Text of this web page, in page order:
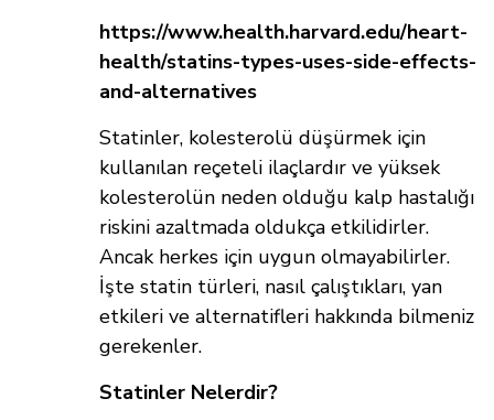
https://www.health.harvard.edu/heart-
health/statins-types-uses-side-effects-
and-alternatives
Statinler, kolesterolü düşürmek için
kullanılan reçeteli ilaçlardır ve yüksek
kolesterolün neden olduğu kalp hastalığı
riskini azaltmada oldukça etkilidirler.
Ancak herkes için uygun olmayabilirler.
İşte statin türleri, nasıl çalıştıkları, yan
etkileri ve alternatifleri hakkında bilmeniz
gerekenler.
Statinler Nelerdir?